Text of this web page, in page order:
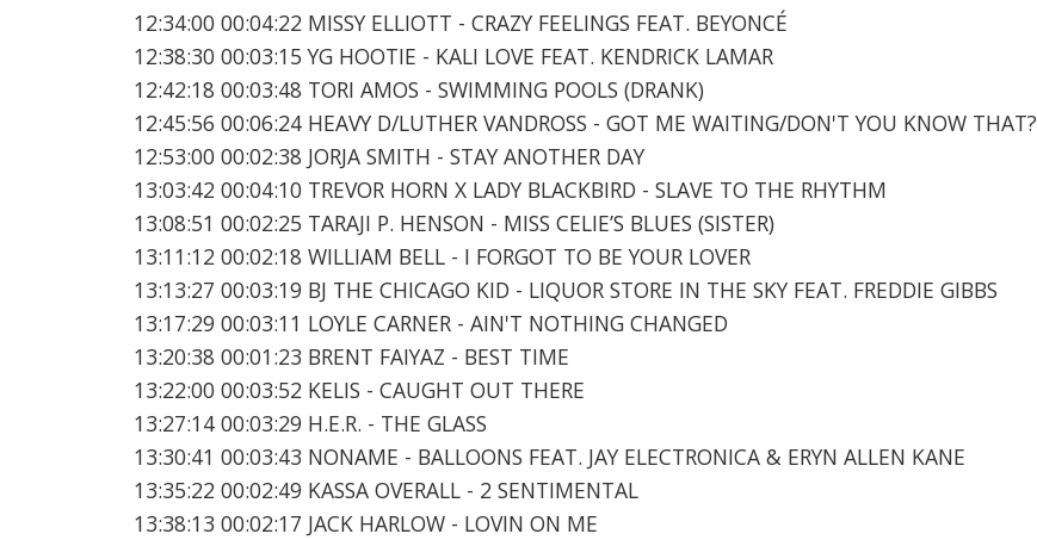
12:34:00 00:04:22 MISSY ELLIOTT - CRAZY FEELINGS FEAT. BEYONCÉ
12:38:30 00:03:15 YG HOOTIE - KALI LOVE FEAT. KENDRICK LAMAR
12:42:18 00:03:48 TORI AMOS - SWIMMING POOLS (DRANK)
12:45:56 00:06:24 HEAVY D/LUTHER VANDROSS - GOT ME WAITING/DON'T YOU KNOW THAT?
12:53:00 00:02:38 JORJA SMITH - STAY ANOTHER DAY
13:03:42 00:04:10 TREVOR HORN X LADY BLACKBIRD - SLAVE TO THE RHYTHM
13:08:51 00:02:25 TARAJI P. HENSON - MISS CELIE’S BLUES (SISTER)
13:11:12 00:02:18 WILLIAM BELL - I FORGOT TO BE YOUR LOVER
13:13:27 00:03:19 BJ THE CHICAGO KID - LIQUOR STORE IN THE SKY FEAT. FREDDIE GIBBS
13:17:29 00:03:11 LOYLE CARNER - AIN'T NOTHING CHANGED
13:20:38 00:01:23 BRENT FAIYAZ - BEST TIME
13:22:00 00:03:52 KELIS - CAUGHT OUT THERE
13:27:14 00:03:29 H.E.R. - THE GLASS
13:30:41 00:03:43 NONAME - BALLOONS FEAT. JAY ELECTRONICA & ERYN ALLEN KANE
13:35:22 00:02:49 KASSA OVERALL - 2 SENTIMENTAL
13:38:13 00:02:17 JACK HARLOW - LOVIN ON ME